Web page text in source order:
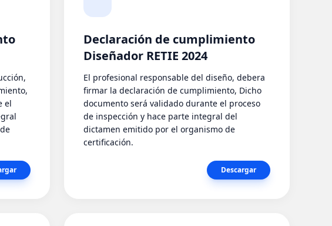
el
Declaración de cumplimiento
Diseñador RETIE 2024
El profesional responsable del diseño, debera
firmar la declaración de cumplimiento, Dicho
documento será validado durante el proceso
de inspección y hace parte integral del
dictamen emitido por el organismo de
certificación.
Descargar